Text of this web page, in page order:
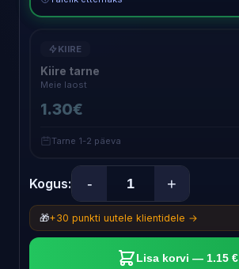
KIIRE
Kiire tarne
Meie laost
1.30€
Tarne 1-2 päeva
Kogus: - +
🎁+30 punkti uutele klientidele →
Lisa korvi — 1.15 €